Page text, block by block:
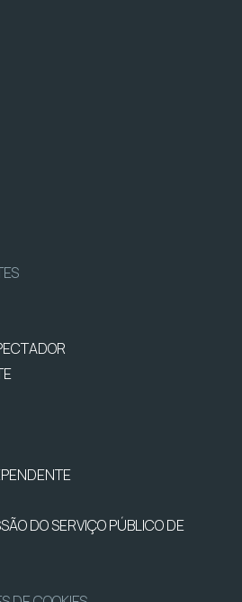
DO SERVIÇO PÚBLICO DE